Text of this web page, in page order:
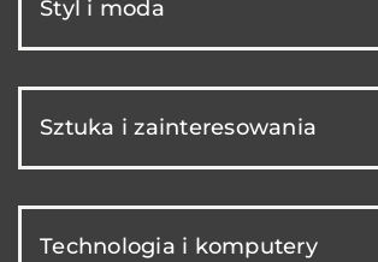
Styl i moda
Sztuka i zainteresowania
Technologia i komputery